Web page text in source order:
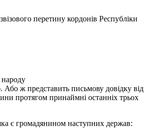
перетину кордонів Республіки
народу
Або ж представить письмову довідку від
протягом принаймні останніх трьох
є громадянином наступних держав: